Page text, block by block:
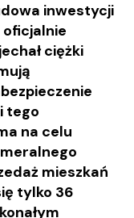
inwestycji
oficjalnie
ciężki
tego
na celu
mieszkań
tylko 36